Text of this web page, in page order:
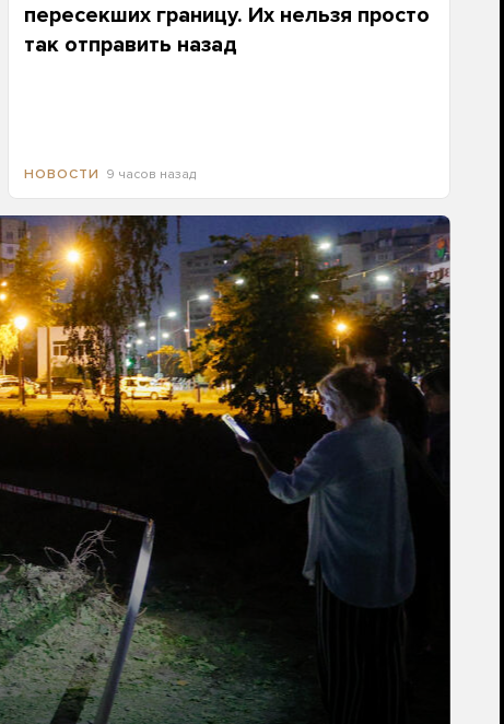
пересекших границу. Их нельзя просто
так отправить назад
НОВОСТИ 9 часов назад